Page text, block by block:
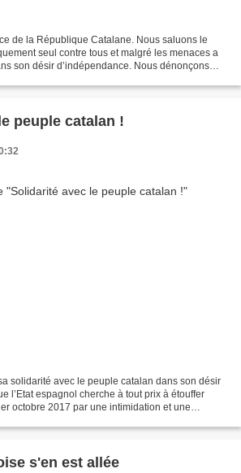
de la République Catalane. Nous saluons le
seul contre tous et malgré les menaces a
son désir d’indépendance. Nous dénonçons
peuple catalan !
solidarité avec le peuple catalan dans son désir
l’Etat espagnol cherche à tout prix à étouffer
octobre 2017 par une intimidation et une
s'en est allée